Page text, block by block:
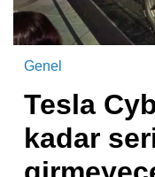
Genel
Tesla
kadar